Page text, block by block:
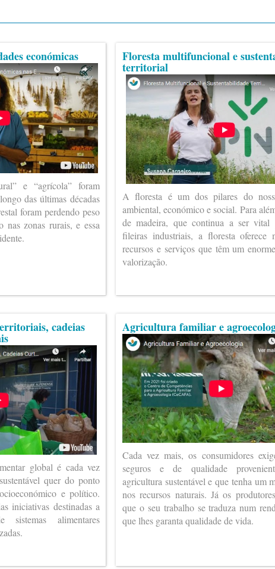
económicas
e “agrícola” foram
das últimas décadas
foram perdendo peso
nas zonas rurais, e essa
cadeias
global é cada vez
quer do ponto
e político.
iniciativas destinadas a
alimentares
Floresta multifuncional e
territorial
A floresta é um dos pilares do
ambiental, económico e social. Para
de madeira, que continua a ser vital
fileiras industriais, a floresta oferece
recursos e serviços que têm um
valorização.
Agricultura familiar e
Cada vez mais, os consumidores
seguros e de qualidade
agricultura sustentável e que tenha um
nos recursos naturais. Já os
que o seu trabalho se traduza num
que lhes garanta qualidade de vida.